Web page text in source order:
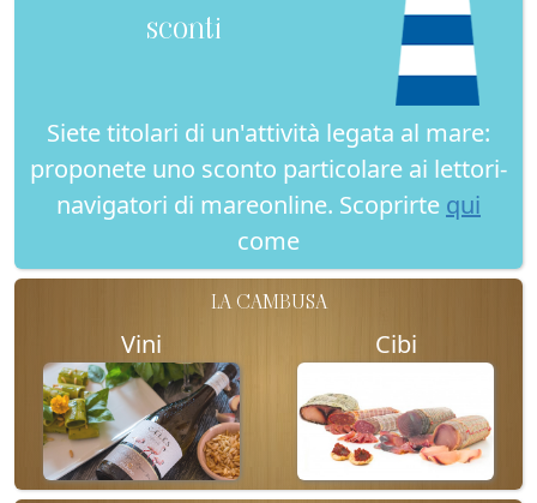
sconti
Siete titolari di un'attività legata al mare:
proponete uno sconto particolare ai lettori-
navigatori di mareonline. Scoprirte qui
come
LA CAMBUSA
Vini Cibi